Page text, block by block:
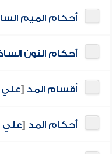
أحكام الميم
أحكام النون
أقسام المد [علي
أحكام المد [علي